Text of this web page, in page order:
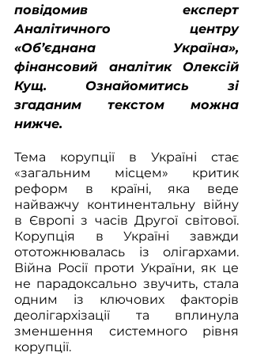
повідомив експерт
Аналітичного центру
«Об’єднана Україна»,
фінансовий аналітик Олексій
Кущ. Ознайомитись зі
згаданим текстом можна
нижче.
Тема корупції в Україні стає
«загальним місцем» критик
реформ в країні, яка веде
найважчу континентальну війну
в Європі з часів Другої світової.
Корупція в Україні завжди
ототожнювалась із олігархами.
Війна Росії проти України, як це
не парадоксально звучить, стала
одним із ключових факторів
деолігархізації та вплинула
зменшення системного рівня
корупції.